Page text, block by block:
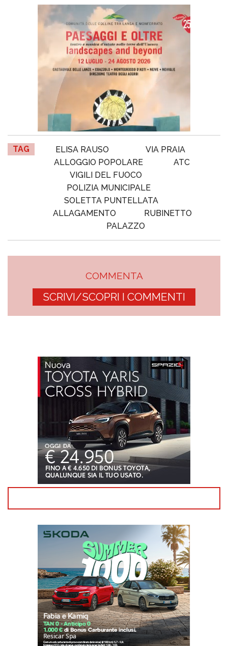
TAG ELISA RAUSO
VIA PRAIA
ALLOGGIO POPOLARE
ATC
VIGILI DEL FUOCO
POLIZIA MUNICIPALE
SOLETTA PUNTELLATA
ALLAGAMENTO
RUBINETTO
PALAZZO
COMMENTA
SCRIVI/SCOPRI I COMMENTI